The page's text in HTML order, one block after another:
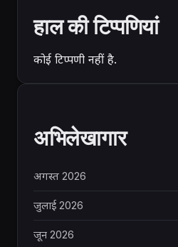
हाल की टिप्पणियां
कोई टिप्पणी नहीं है.
अभिलेखागार
अगस्त 2026
जुलाई 2026
जून 2026